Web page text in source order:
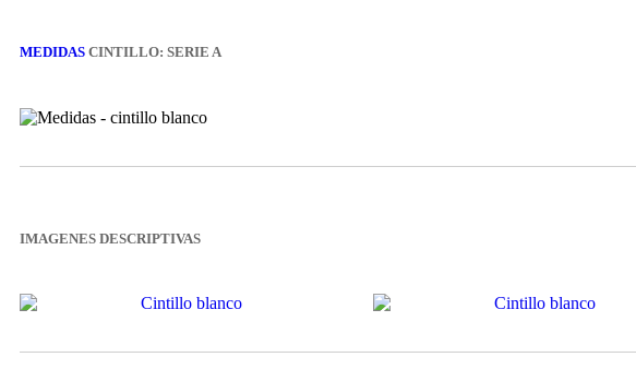
MEDIDAS CINTILLO: SERIE A
IMAGENES DESCRIPTIVAS